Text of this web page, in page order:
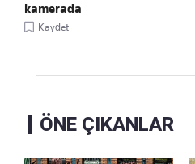
kamerada
Kaydet
ÖNE ÇIKANLAR